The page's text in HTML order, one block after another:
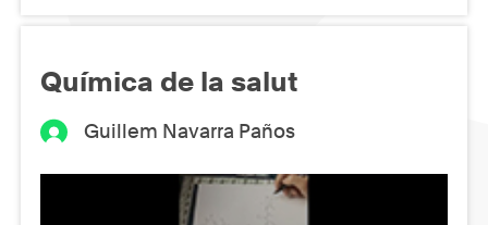
Química de la salut
Guillem Navarra Paños